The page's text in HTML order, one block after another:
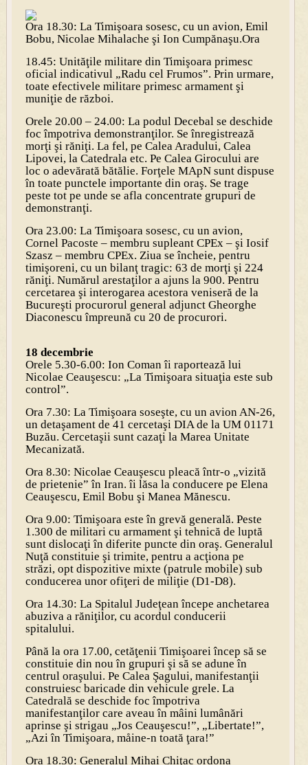
Ora 18.30: La Timişoara sosesc, cu un avion, Emil
Bobu, Nicolae Mihalache şi Ion Cumpănaşu.Ora
18.45: Unităţile militare din Timişoara primesc
oficial indicativul „Radu cel Frumos”. Prin urmare,
toate efectivele militare primesc armament şi
muniţie de război.
Orele 20.00 – 24.00: La podul Decebal se deschide
foc împotriva demonstranţilor. Se înregistrează
morţi şi răniţi. La fel, pe Calea Aradului, Calea
Lipovei, la Catedrala etc. Pe Calea Girocului are
loc o adevărată bătălie. Forţele MApN sunt dispuse
în toate punctele importante din oraş. Se trage
peste tot pe unde se afla concentrate grupuri de
demonstranţi.
Ora 23.00: La Timişoara sosesc, cu un avion,
Cornel Pacoste – membru supleant CPEx – şi Iosif
Szasz – membru CPEx. Ziua se încheie, pentru
timişoreni, cu un bilanţ tragic: 63 de morţi şi 224
răniţi. Numărul arestaţilor a ajuns la 900. Pentru
cercetarea şi interogarea acestora veniseră de la
Bucureşti procurorul general adjunct Gheorghe
Diaconescu împreună cu 20 de procurori.
18 decembrie
Orele 5.30-6.00: Ion Coman îi raportează lui
Nicolae Ceauşescu: „La Timişoara situaţia este sub
control”.
Ora 7.30: La Timişoara soseşte, cu un avion AN-26,
un detaşament de 41 cercetaşi DIA de la UM 01171
Buzău. Cercetaşii sunt cazaţi la Marea Unitate
Mecanizată.
Ora 8.30: Nicolae Ceauşescu pleacă într-o „vizită
de prietenie” în Iran. îi lăsa la conducere pe Elena
Ceauşescu, Emil Bobu şi Manea Mănescu.
Ora 9.00: Timişoara este în grevă generală. Peste
1.300 de militari cu armament şi tehnică de luptă
sunt dislocaţi în diferite puncte din oraş. Generalul
Nuţă constituie şi trimite, pentru a acţiona pe
străzi, opt dispozitive mixte (patrule mobile) sub
conducerea unor ofiţeri de miliţie (D1-D8).
Ora 14.30: La Spitalul Judeţean începe anchetarea
abuziva a răniţilor, cu acordul conducerii
spitalului.
Până la ora 17.00, cetăţenii Timişoarei încep să se
constituie din nou în grupuri şi să se adune în
centrul oraşului. Pe Calea Şagului, manifestanţii
construiesc baricade din vehicule grele. La
Catedrală se deschide foc împotriva
manifestanţilor care aveau în mâini lumânări
aprinse şi strigau „Jos Ceauşescu!”, „Libertate!”,
„Azi în Timişoara, måine-n toată ţara!”
Ora 18.30: Generalul Mihai Chiţac ordona